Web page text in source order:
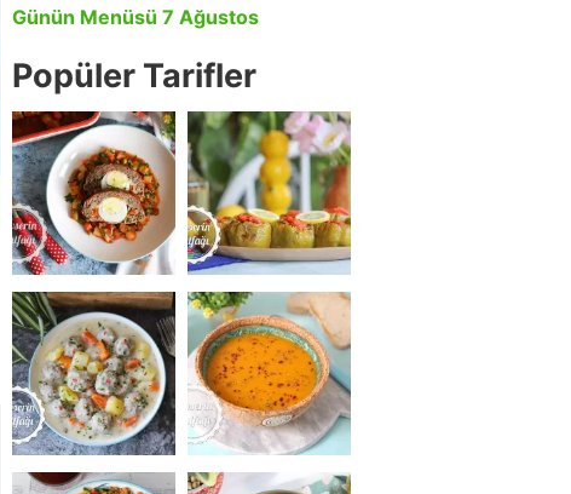
Günün Menüsü 7 Ağustos
Popüler Tarifler